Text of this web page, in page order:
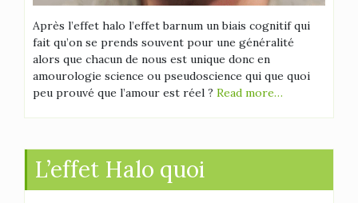
Après l’effet halo l’effet barnum un biais cognitif qui
fait qu’on se prends souvent pour une généralité
alors que chacun de nous est unique donc en
amourologie science ou pseudoscience qui que quoi
peu prouvé que l’amour est réel ? Read more…
L’effet Halo quoi